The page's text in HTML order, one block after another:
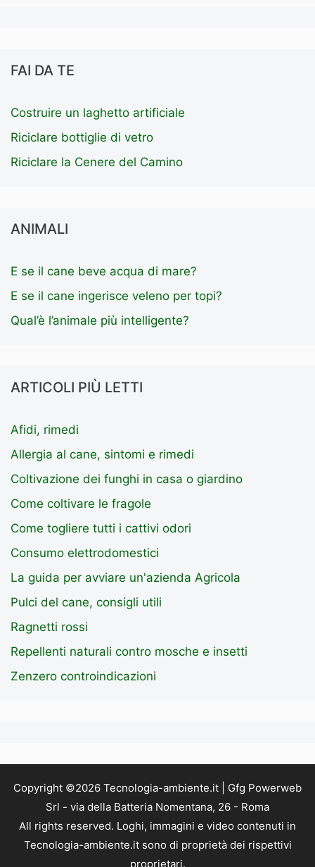
FAI DA TE
Costruire un laghetto artificiale
Riciclare bottiglie di vetro
Riciclare la Cenere del Camino
ANIMALI
E se il cane beve acqua di mare?
E se il cane ingerisce veleno per topi?
Qual’è l’animale più intelligente?
ARTICOLI PIÙ LETTI
Afidi, rimedi
Allergia al cane, sintomi e rimedi
Coltivazione dei funghi in casa o giardino
Come coltivare le fragole
Come togliere tutti i cattivi odori
Consumo elettrodomestici
La guida per avviare un'azienda Agricola
Pulci del cane, consigli utili
Ragnetti rossi
Repellenti naturali contro mosche e insetti
Zenzero controindicazioni
Copyright ©2026 Tecnologia-ambiente.it | Gfg Powerweb
Srl - via della Batteria Nomentana, 26 - Roma
All rights reserved. Loghi, immagini e video contenuti in
Tecnologia-ambiente.it sono di proprietà dei rispettivi
proprietari.